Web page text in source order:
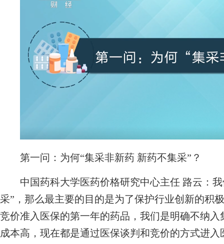
第一问：为何“集采非新药 新药不集采”？
中国药科大学医药价格研究中心主任 路云：我
采”，那么最主要的目的是为了保护行业创新的积
竞价准入医保的第一年的药品，我们是明确不纳
成本高，现在都是通过医保谈判和竞价的方式进